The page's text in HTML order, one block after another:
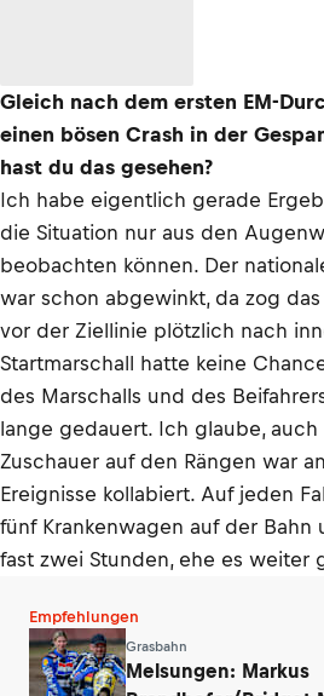
Gleich nach dem ersten EM-
einen bösen Crash in der
hast du das gesehen?
Ich habe eigentlich gerade
die Situation nur aus den
beobachten können. Der
war schon abgewinkt, da zog
vor der Ziellinie plötzlich nach
Startmarschall hatte keine
des Marschalls und des
lange gedauert. Ich glaube,
Zuschauer auf den Rängen war
Ereignisse kollabiert. Auf jeden
fünf Krankenwagen auf der Bahn
fast zwei Stunden, ehe es weiter
Empfehlungen
Grasbahn
Melsungen: Markus